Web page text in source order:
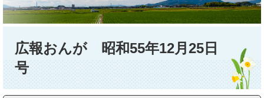
文
へ
広報おんが 昭和55年12月25日
号